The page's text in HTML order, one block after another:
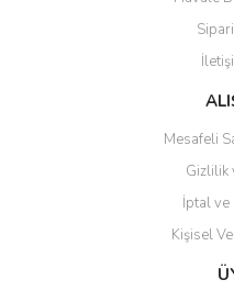
Ürün bilgilerinde hatalar
Ürün fiyatı diğer sitelerden
Bu ürüne benzer farklı
Mesafeli
Gizlilik
İptal ve
Kişisel